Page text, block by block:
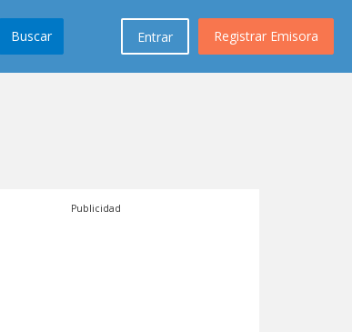
Registrar Emisora
Entrar
Buscar
Publicidad